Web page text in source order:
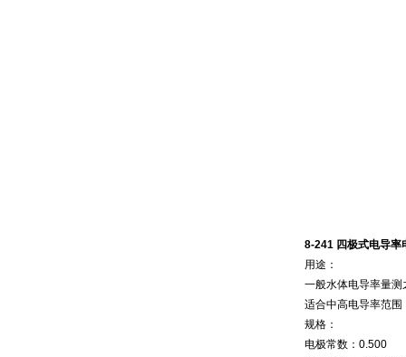
8-241 四极式电导率
用途：
一般水体电导率量测
适合中高电导率范围
规格：
电极常数： 0.500